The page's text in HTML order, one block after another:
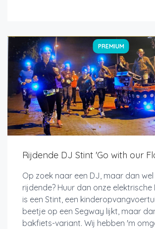
PREMIUM
Rijdende DJ Stint 'Go with our
Op zoek naar een DJ, maar dan wel
rijdende? Huur dan onze elektrische
is een Stint, een
beetje op een Segway lijkt, maar
bakfiets-variant. Wij hebben 'm